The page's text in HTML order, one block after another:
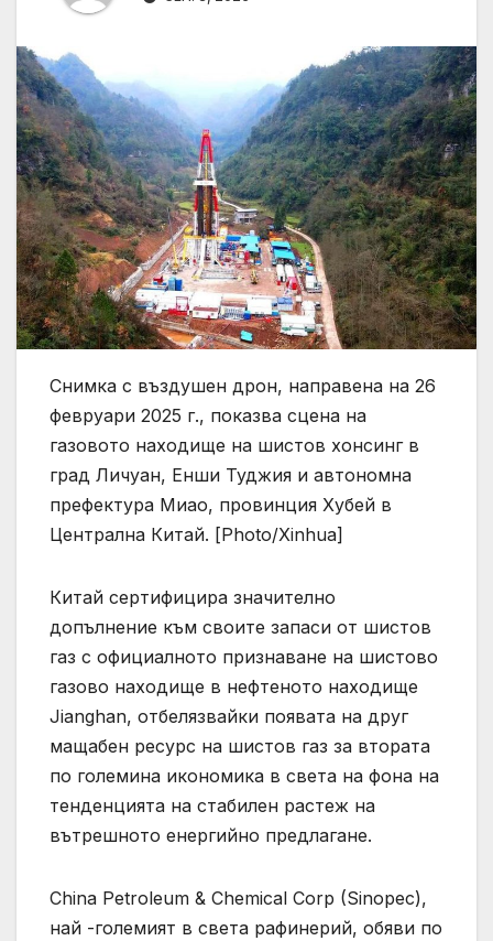
Снимка с въздушен дрон, направена на 26
февруари 2025 г., показва сцена на
газовото находище на шистов хонсинг в
град Личуан, Енши Туджия и автономна
префектура Миао, провинция Хубей в
Централна Китай. [Photo/Xinhua]
Китай сертифицира значително
допълнение към своите запаси от шистов
газ с официалното признаване на шистово
газово находище в нефтеното находище
Jianghan, отбелязвайки появата на друг
мащабен ресурс на шистов газ за втората
по големина икономика в света на фона на
тенденцията на стабилен растеж на
вътрешното енергийно предлагане.
China Petroleum & Chemical Corp (Sinopec),
най -големият в света рафинерий, обяви по